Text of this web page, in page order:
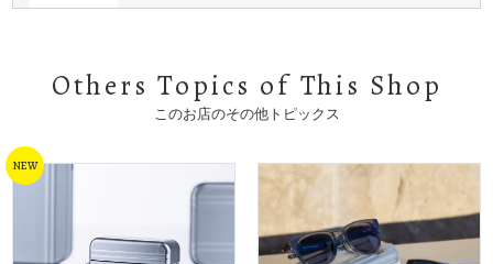
Others Topics of This Shop
このお店のその他トピックス